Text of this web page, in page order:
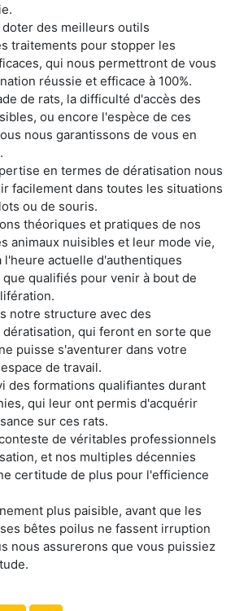
des meilleurs outils
traitements pour stopper les
qui nous permettront de vous
réussie et efficace à 100%.
de rats, la difficulté d'accès des
ou encore l'espèce de ces
nous garantissons de vous en
en termes de dératisation nous
facilement dans toutes les situations
ou de souris.
théoriques et pratiques de nos
animaux nuisibles et leur mode vie,
actuelle d'authentiques
qualifiés pour venir à bout de
notre structure avec des
qui feront en sorte que
puisse s'aventurer dans votre
de travail.
des formations qualifiantes durant
qui leur ont permis d'acquérir
sur ces rats.
de véritables professionnels
et nos multiples décennies
certitude de plus pour l'efficience
plus paisible, avant que les
bêtes poilus ne fassent irruption
nous assurerons que vous puissiez